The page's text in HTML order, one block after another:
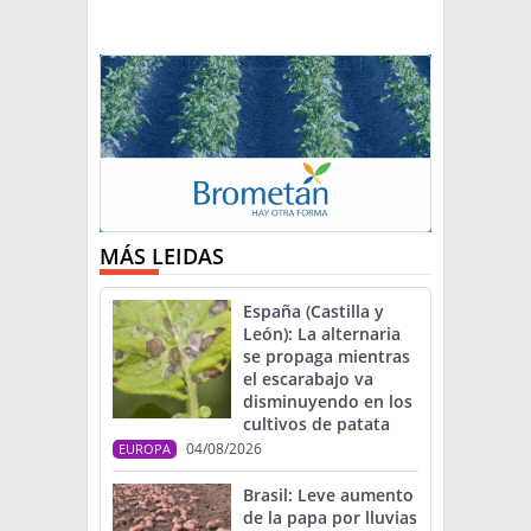
MÁS LEIDAS
España (Castilla y
León): La alternaria
se propaga mientras
el escarabajo va
disminuyendo en los
cultivos de patata
EUROPA 04/08/2026
Brasil: Leve aumento
de la papa por lluvias